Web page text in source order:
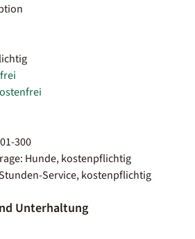
300
Hunde, kostenpflichtig
Service, kostenpflichtig
Unterhaltung